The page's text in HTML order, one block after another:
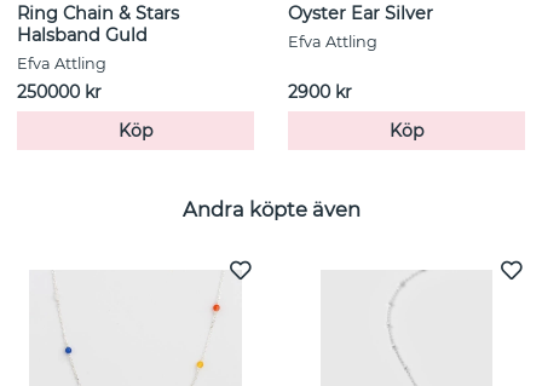
Ring Chain & Stars
Halsband Guld
Efva Attling
250000 kr
Köp
Oyster Ear Silver
Efva Attling
2900 kr
Köp
Andra köpte även